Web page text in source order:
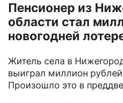
Пенсионер из
области стал
новогодней
Житель села в
выиграл миллион
Произошло это в